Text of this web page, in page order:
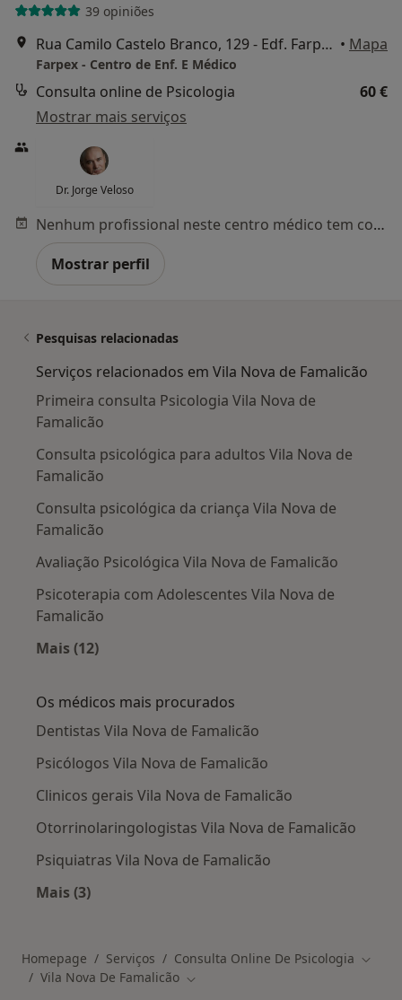
39 opiniões
Rua Camilo Castelo Branco, 129 - Edf. Farpex, Vila Nova de Famalicão • Mapa
Farpex - Centro de Enf. E Médico
Consulta online de Psicologia
60 €
Mostrar mais serviços
Dr. Jorge Veloso
Nenhum profissional neste centro médico tem consultas disponíveis
Mostrar perfil
Pesquisas relacionadas
Serviços relacionados em Vila Nova de Famalicão
Primeira consulta Psicologia Vila Nova de
Famalicão
Consulta psicológica para adultos Vila Nova de
Famalicão
Consulta psicológica da criança Vila Nova de
Famalicão
Avaliação Psicológica Vila Nova de Famalicão
Psicoterapia com Adolescentes Vila Nova de
Famalicão
Mais (12)
Os médicos mais procurados
Dentistas Vila Nova de Famalicão
Psicólogos Vila Nova de Famalicão
Clinicos gerais Vila Nova de Famalicão
Otorrinolaringologistas Vila Nova de Famalicão
Psiquiatras Vila Nova de Famalicão
Mais (3)
Homepage Serviços Consulta Online De Psicologia
Vila Nova De Famalicão Mudar de cidade